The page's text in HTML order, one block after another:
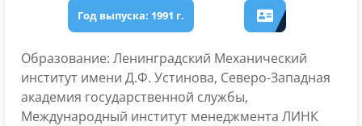
Советский и российский учёный, конструктор
твердотопливных ракетных двигателей, лауреат
Ленинской премии, лауреат премии
Правительства РФ, член-корреспондент